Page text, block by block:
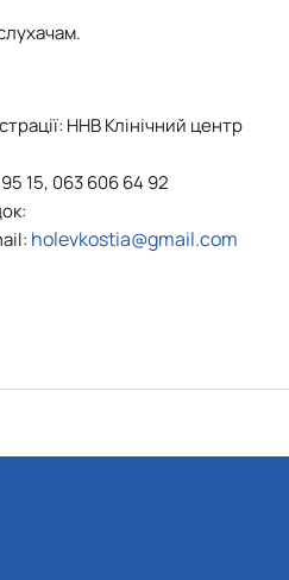
ННВ Клінічний центр
15, 063 606 64 92
holevkostia@gmail.com